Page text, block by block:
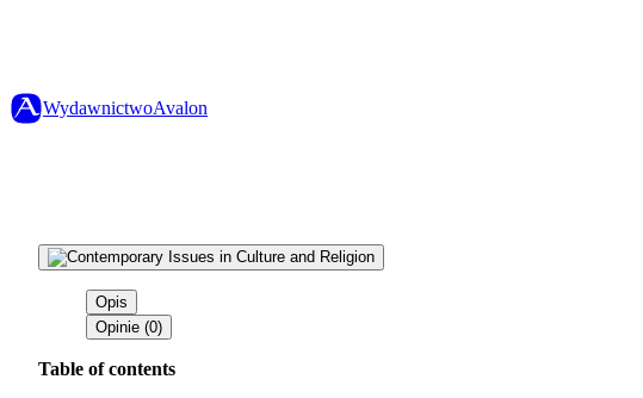
WydawnictwoAvalon
Opis
Opinie (0)
Table of contents